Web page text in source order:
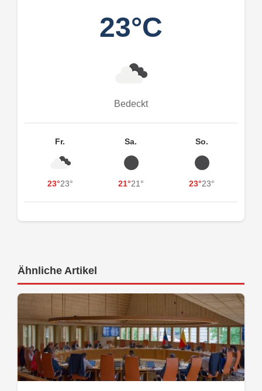
23°C
Bedeckt
Fr.
23°23°
Sa.
21°21°
So.
23°23°
Ähnliche Artikel